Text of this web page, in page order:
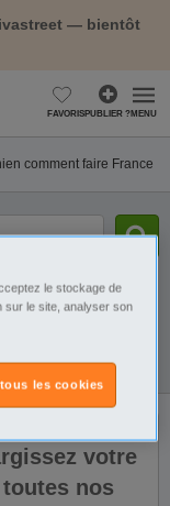
— bientôt
FAVORISPUBLIER ?MENU
comment faire France
la localisation
Alerte
votre
nos
le stockage de
sur le site, analyser son
les cookies